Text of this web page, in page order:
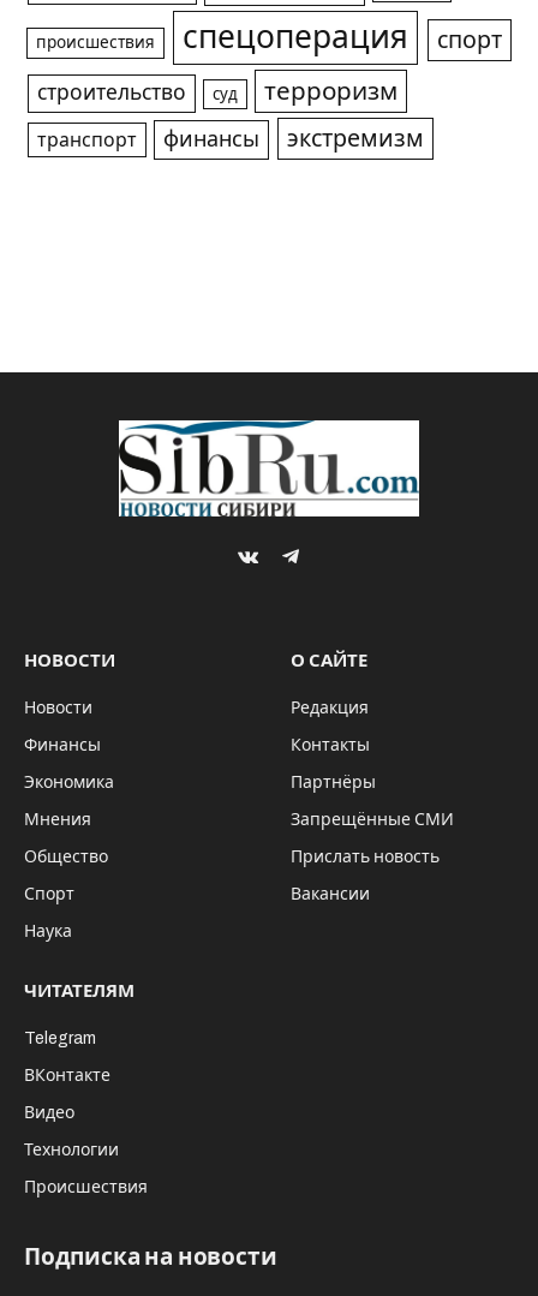
происшествия спецоперация спорт
строительство суд терроризм
транспорт финансы экстремизм
VKontakteTelegram
НОВОСТИ
Новости
Финансы
Экономика
Мнения
Общество
Спорт
Наука
О САЙТЕ
Редакция
Контакты
Партнёры
Запрещённые СМИ
Прислать новость
Вакансии
ЧИТАТЕЛЯМ
Telegram
ВКонтакте
Видео
Технологии
Происшествия
Подписка на новости